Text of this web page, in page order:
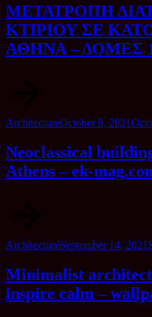
ΜΕΤΑΤΡΟΠΗ
ΚΤΙΡΙΟΥ ΣΕ
ΑΘΗΝΑ – ΔΟΜΕΣ
Category
ArchitecturePosted
October 8, 2021
Neoclassical
Athens – ek-
Category
ArchitecturePosted
September 14, 2021
Minimalist
inspire calm –